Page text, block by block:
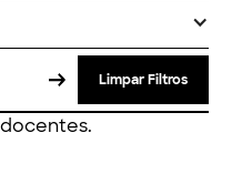
Limpar Filtros